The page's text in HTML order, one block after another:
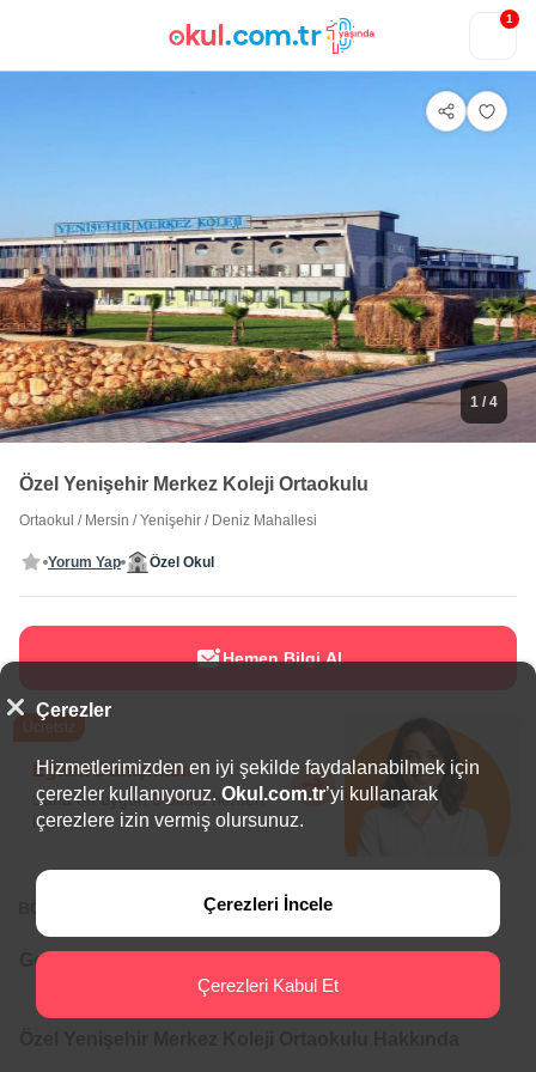
1
1 / 4
Özel Yenişehir Merkez Koleji Ortaokulu
Ortaokul / Mersin /Yenişehir / Deniz Mahallesi
Yorum Yap Özel Okul
Hemen Bilgi Al
Eğitim Danışmanı
Sana en uygun5 okuluhemen
bulalım.
BÖLGEDE ÖNE ÇIKAN OKULLAR
Genel Bilgiler
Çerezler
Hizmetlerimizden en iyi şekilde faydalanabilmek için
çerezler kullanıyoruz. Okul.com.tr’yi kullanarak
çerezlere izin vermiş olursunuz.
Çerezleri İncele
Çerezleri Kabul Et